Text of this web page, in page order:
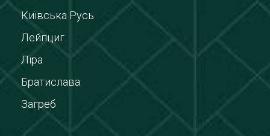
Київська Русь
Лейпциг
Ліра
Братислава
Загреб